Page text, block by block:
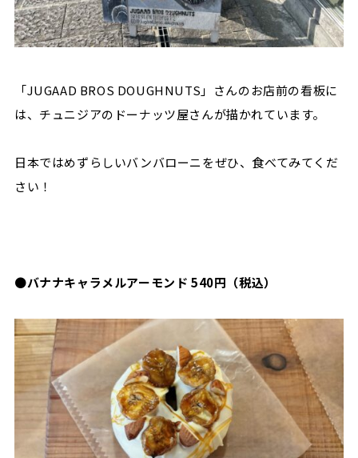
「JUGAAD BROS DOUGHNUTS」さんのお店前の看板に
は、チュニジアのドーナッツ屋さんが描かれています。
日本ではめずらしいバンバローニをぜひ、食べてみてくだ
さい！
●バナナキャラメルアーモンド 540円（税込）